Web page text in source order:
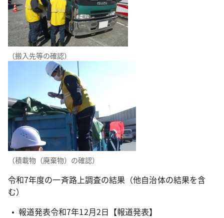
（搬入先等の確認）
（積載物（廃棄物）の確認）
令和7年度の一斉路上調査の結果（他自治体の結果を含
む）
報道発表令和7年12月2日【報道発表】